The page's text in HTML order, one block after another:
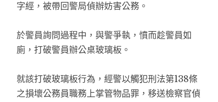
字經，被帶回警局偵辦妨害公務。
於警員詢問過程中，與警爭執，憤而趁警員如
廁，打破警員辦公桌玻璃板。
就該打破玻璃板行為，經警以觸犯刑法第138條
之損壞公務員職務上掌管物品罪，移送檢察官偵